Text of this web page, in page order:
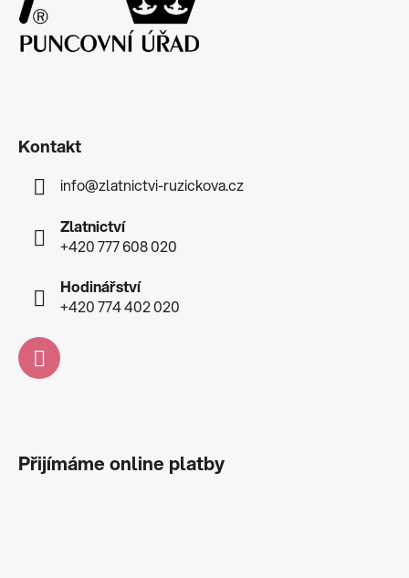
Kontakt
info@zlatnictvi-ruzickova.cz
Zlatnictví
+420 777 608 020
Hodinářství
+420 774 402 020
Přijímáme online platby